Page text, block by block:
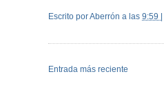
Escrito por Aberrón a las 9:59 |
Entrada más reciente